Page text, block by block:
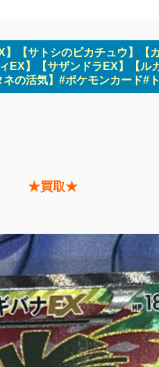
】【サトシのピカチュウ】【
EX】【サザンドラEX】【ル
の活気】#ポケモンカード#
★買取★